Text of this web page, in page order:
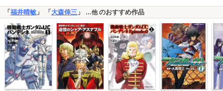
「福井晴敏 」 「大森倖三 」 …他のおすすめ作品